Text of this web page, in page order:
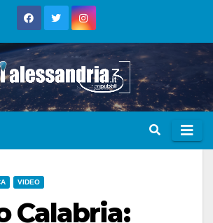
VIDEO
Calabria: